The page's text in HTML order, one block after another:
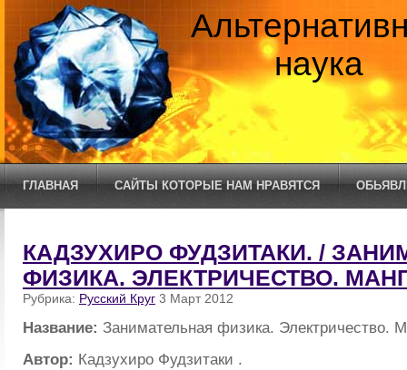
наука
ГЛАВНАЯ САЙТЫ КОТОРЫЕ НАМ НРАВЯТСЯ
КАДЗУХИРО ФУДЗИТАКИ. /
ФИЗИКА. ЭЛЕКТРИЧЕСТВО.
Рубрика: Русский Круг 3 Март 2012
Название: Занимательная физика. Электричество.
Автор: Кадзухиро Фудзитаки .